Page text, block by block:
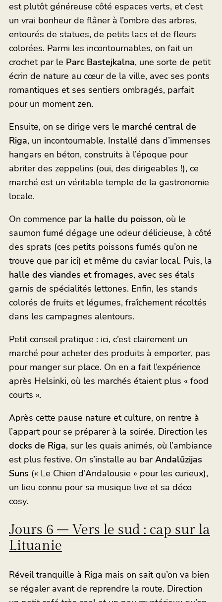
est plutôt généreuse côté espaces verts, et c’est
un vrai bonheur de flâner à l’ombre des arbres,
entourés de statues, de petits lacs et de fleurs
colorées. Parmi les incontournables, on fait un
crochet par le Parc Bastejkalna, une sorte de petit
écrin de nature au cœur de la ville, avec ses ponts
romantiques et ses sentiers ombragés, parfait
pour un moment zen.
Ensuite, on se dirige vers le marché central de
Riga, un incontournable. Installé dans d’immenses
hangars en béton, construits à l’époque pour
abriter des zeppelins (oui, des dirigeables !), ce
marché est un véritable temple de la gastronomie
locale.
On commence par la halle du poisson, où le
saumon fumé dégage une odeur délicieuse, à côté
des sprats (ces petits poissons fumés qu’on ne
trouve que par ici) et même du caviar local. Puis, la
halle des viandes et fromages, avec ses étals
garnis de spécialités lettones. Enfin, les stands
colorés de fruits et légumes, fraîchement récoltés
dans les campagnes alentours.
Petit conseil pratique : ici, c’est clairement un
marché pour acheter des produits à emporter, pas
pour manger sur place. On en a fait l’expérience
après Helsinki, où les marchés étaient plus « food
courts ».
Après cette pause nature et culture, on rentre à
l’appart pour se préparer à la soirée. Direction les
docks de Riga, sur les quais animés, où l’ambiance
est plus festive. On s’installe au barAndalūzijas
Suns (« Le Chien d’Andalousie » pour les curieux),
un lieu connu pour sa musique live et sa déco
cosy.
Jours 6 – Vers le sud : cap sur la
Lituanie
Réveil tranquille à Riga mais on sait qu’on va bien
se régaler avant de reprendre la route. Direction